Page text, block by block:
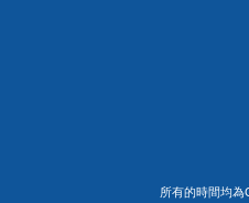
所有的時間均為